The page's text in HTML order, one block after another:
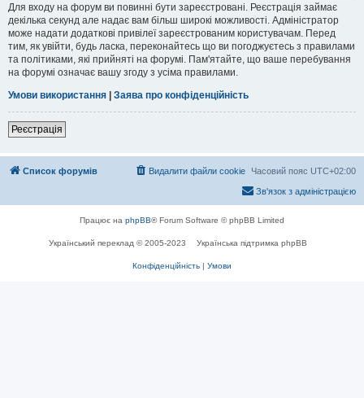
Для входу на форум ви повинні бути зареєстровані. Реєстрація займає
декілька секунд але надає вам більш широкі можливості. Адміністратор
може надати додаткові привілеї зареєстрованим користувачам. Перед
тим, як увійти, будь ласка, переконайтесь що ви погоджуєтесь з правилами
та політиками, які прийняті на форумі. Пам'ятайте, що ваше перебування
на форумі означає вашу згоду з усіма правилами.
Умови використання | Заява про конфіденційність
Реєстрація
Список форумів Часовий пояс UTC+02:00
Видалити файли cookie
Зв'язок з адміністрацією
Працює на phpBB® Forum Software © phpBB Limited
Український переклад © 2005-2023 Українська підтримка phpBB
Конфіденційність | Умови